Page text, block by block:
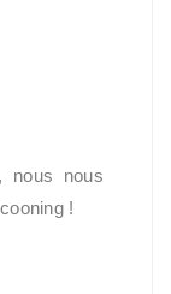
nous nous
!